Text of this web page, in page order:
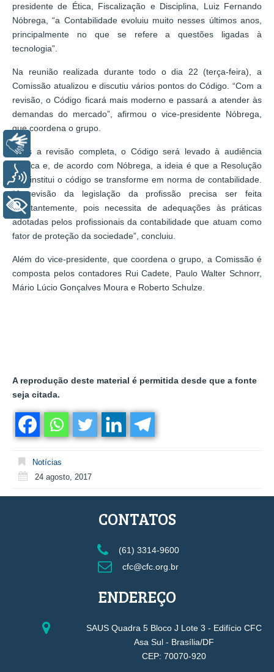
presidente de Ética, Fiscalização e Disciplina, Luiz Fernando
Nóbrega, “a Contabilidade evoluiu muito nesses últimos anos,
principalmente no que se refere a questões ligadas à
tecnologia”.
Na reunião realizada durante todo o dia 22 (terça-feira), a
Comissão atualizou e discutiu vários pontos do Código. “Com a
revisão, o Código ficará mais moderno e passará a atender às
demandas do mercado”, afirmou o vice-presidente Nóbrega,
que coordena o grupo.
Após a revisão completa, o Código será levado à audiência
pública e, de acordo com Nóbrega, a ideia é que a Resolução
que institui o código se transforme em norma de contabilidade.
“A revisão da legislação da profissão precisa ser feita
constantemente, pois necessita de adequações às práticas
adotadas pelos profissionais da contabilidade que atuam como
fator de proteção da sociedade”, concluiu.
Além do vice-presidente, que coordena o grupo, a Comissão é
composta pelos contadores Rui Cadete, Paulo Walter Schnorr,
Mário Lúcio Gonçalves Moura e Roberto Schulze.
A reprodução deste material é permitida desde que a fonte
seja citada.
Notícias
24 agosto, 2017
CONTATOS
(61) 3314-9600
cfc@cfc.org.br
ENDEREÇO
SAUS Quadra 5 Bloco J Lote 3 - Edifício CFC
Asa Sul - Brasília/DF
CEP: 70070-920
Voz
+ Acessibilidade